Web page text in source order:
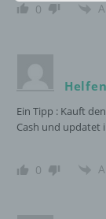
0
Ein Tipp : Kauft
Cash und updatet
0
h)
oder
i)